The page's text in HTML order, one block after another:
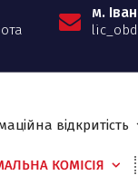
м.
відкритість
КОМІСІЯ